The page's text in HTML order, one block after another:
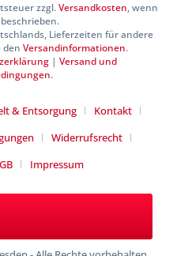
zzgl.Versandkosten, wenn
Lieferzeiten für andere
den Versandinformationen.
| Versand und
.
& Entsorgung
Kontakt
Widerrufsrecht
Impressum